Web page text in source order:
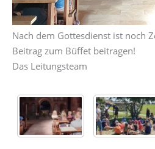
Nach dem Gottesdienst ist noch
Beitrag zum Büffet beitragen!
Das Leitungsteam